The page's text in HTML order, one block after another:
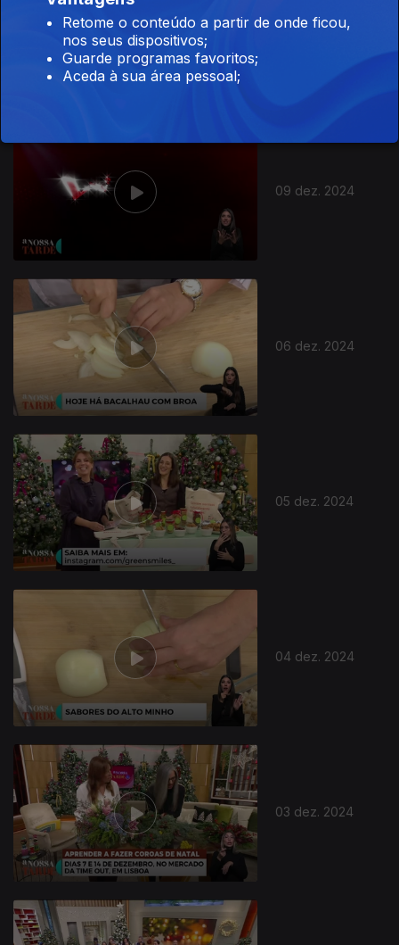
10 dez. 2024
09 dez. 2024
06 dez. 2024
05 dez. 2024
04 dez. 2024
03 dez. 2024
Retome o conteúdo a partir de onde ficou,
nos seus dispositivos;
Guarde programas favoritos;
Aceda à sua área pessoal;